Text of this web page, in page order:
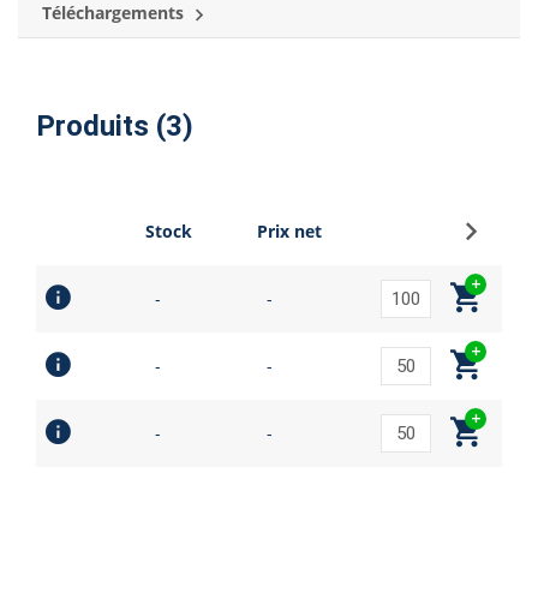
Téléchargements
Produits (3)
Stock Prix net
- -
- -
- -